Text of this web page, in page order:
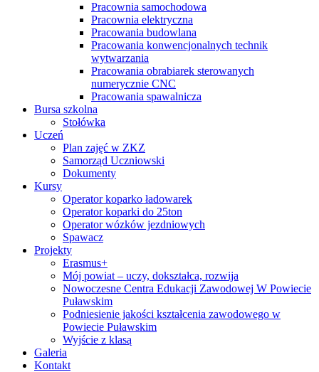
Pracownia samochodowa
Pracownia elektryczna
Pracowania budowlana
Pracowania konwencjonalnych technik
wytwarzania
Pracowania obrabiarek sterowanych
numerycznie CNC
Pracowania spawalnicza
Bursa szkolna
Stołówka
Uczeń
Plan zajęć w ZKZ
Samorząd Uczniowski
Dokumenty
Kursy
Operator koparko ładowarek
Operator koparki do 25ton
Operator wózków jezdniowych
Spawacz
Projekty
Erasmus+
Mój powiat – uczy, dokształca, rozwija
Nowoczesne Centra Edukacji Zawodowej W Powiecie
Puławskim
Podniesienie jakości kształcenia zawodowego w
Powiecie Puławskim
Wyjście z klasą
Galeria
Kontakt